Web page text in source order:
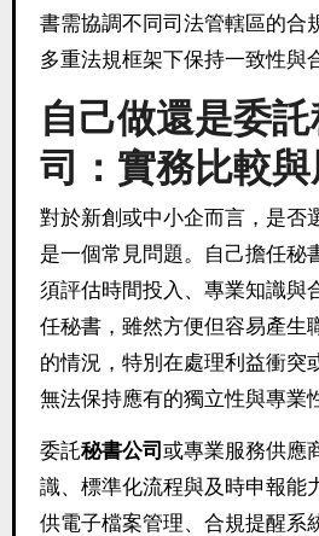
書需協調不同司法管轄區的合
多重法規框架下保持一致性與
自己做還是委
司：實務比較
對於新創或中小企而言，是否
是一個常見問題。自己擔任秘
須評估時間投入、專業知識與
任秘書，雖然方便但容易產生
的情況，特別在處理利益衝突
無法保持應有的獨立性與專業
委託秘書公司或專業服務供應
識、標準化流程與及時申報能
供電子檔案管理、合規提醒系